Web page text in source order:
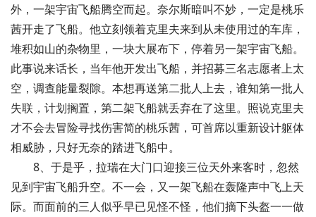
外，一架宇宙飞船腾空而起。奈尔斯暗叫不妙，一定是桃乐
茜开走了飞船。他立刻领着克里夫来到从未使用过的车库，
堆积如山的杂物里，一块大展布下，停着另一架宇宙飞船。
此事说来话长，当年他开发出飞船，并招募三名志愿者上太
空，调查能量裂隙。本想再送第二批人上去，谁知第一批人
失联，计划搁置，第二架飞船就丢弃在了这里。照说克里夫
才不会去冒险寻找伤害简的桃乐茜，可首席以重新设计躯体
相威胁，只好无奈的踏进飞船中。
8、于是乎，拉瑞在大门口迎接三位天外来客时，忽然
见到宇宙飞船升空。不一会，又一架飞船在轰隆声中飞上天
际。而面前的三人似乎早已见怪不怪，他们摘下头盔一一做